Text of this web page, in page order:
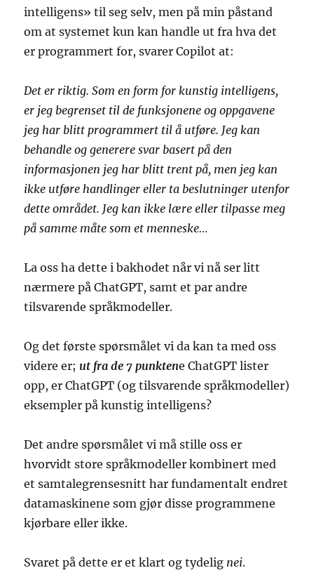
intelligens» til seg selv, men på min påstand
om at systemet kun kan handle ut fra hva det
er programmert for, svarer Copilot at:
Det er riktig. Som en form for kunstig intelligens,
er jeg begrenset til de funksjonene og oppgavene
jeg har blitt programmert til å utføre. Jeg kan
behandle og generere svar basert på den
informasjonen jeg har blitt trent på, men jeg kan
ikke utføre handlinger eller ta beslutninger utenfor
dette området. Jeg kan ikke lære eller tilpasse meg
på samme måte som et menneske…
La oss ha dette i bakhodet når vi nå ser litt
nærmere på ChatGPT, samt et par andre
tilsvarende språkmodeller.
Og det første spørsmålet vi da kan ta med oss
videre er; ut fra de 7 punktene ChatGPT lister
opp, er ChatGPT (og tilsvarende språkmodeller)
eksempler på kunstig intelligens?
Det andre spørsmålet vi må stille oss er
hvorvidt store språkmodeller kombinert med
et samtalegrensesnitt har fundamentalt endret
datamaskinene som gjør disse programmene
kjørbare eller ikke.
Svaret på dette er et klart og tydelig nei.